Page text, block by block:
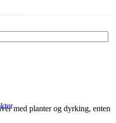
med planter og dyrking, enten